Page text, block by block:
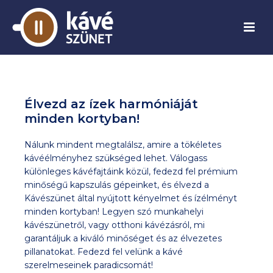
Élvezd az ízek harmóniáját
minden kortyban!
Nálunk mindent megtalálsz, amire a tökéletes
kávéélményhez szükséged lehet. Válogass
különleges kávéfajtáink közül, fedezd fel prémium
minőségű kapszulás gépeinket, és élvezd a
Kávészünet által nyújtott kényelmet és ízélményt
minden kortyban! Legyen szó munkahelyi
kávészünetről, vagy otthoni kávézásról, mi
garantáljuk a kiváló minőséget és az élvezetes
pillanatokat. Fedezd fel velünk a kávé
szerelmeseinek paradicsomát!